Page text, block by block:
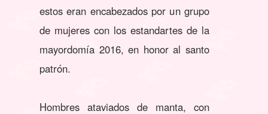
estos eran encabezados por un grupo
de mujeres con los estandartes de la
mayordomía 2016, en honor al santo
patrón.
Hombres ataviados de manta, con